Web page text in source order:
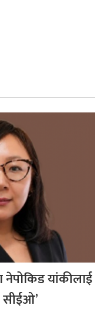
यांकीलाई
सीईओ’